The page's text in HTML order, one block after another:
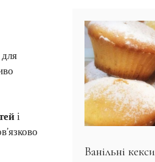
і
Ванільні кекси